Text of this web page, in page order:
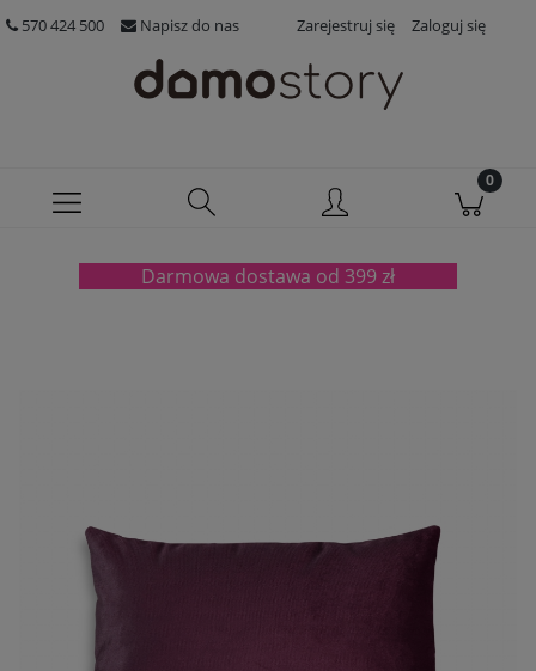
570 424 500 Napisz do nas Zarejestruj się Zaloguj się
Darmowa dostawa od 399 zł